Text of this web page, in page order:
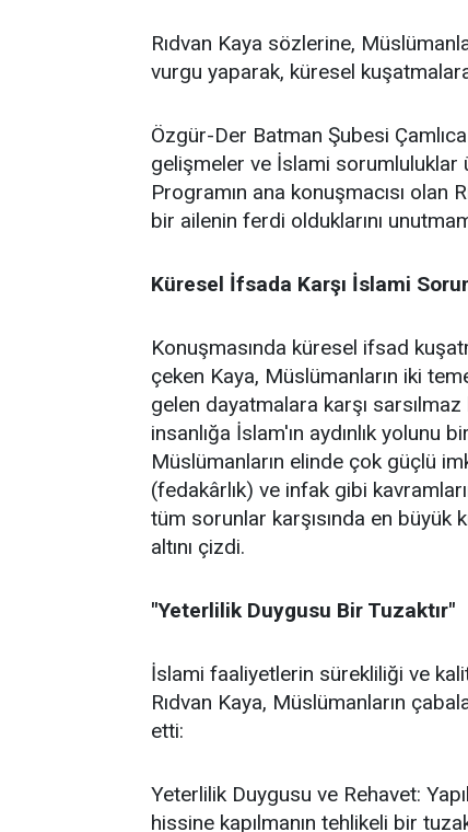
Rıdvan Kaya sözlerine,
vurgu yaparak, küresel
Özgür-Der Batman Şubesi
gelişmeler ve İslami sorumluluklar
Programın ana konuşmacısı olan
bir ailenin ferdi olduklarını
Küresel İfsada Karşı İslami
Konuşmasında küresel ifsad
çeken Kaya, Müslümanların iki
gelen dayatmalara karşı
insanlığa İslam'ın aydınlık yolunu
Müslümanların elinde çok güçlü
(fedakârlık) ve infak gibi
tüm sorunlar karşısında en büyük
altını çizdi.
"Yeterlilik Duygusu Bir Tuzaktır"
İslami faaliyetlerin sürekliliği ve
Rıdvan Kaya, Müslümanların
etti:
Yeterlilik Duygusu ve Rehavet:
hissine kapılmanın tehlikeli bir